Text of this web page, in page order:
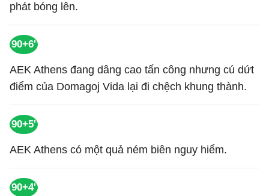
phát bóng lên.
90+6'
AEK Athens đang dâng cao tấn công nhưng cú dứt
điểm của Domagoj Vida lại đi chệch khung thành.
90+5'
AEK Athens có một quả ném biên nguy hiểm.
90+4'